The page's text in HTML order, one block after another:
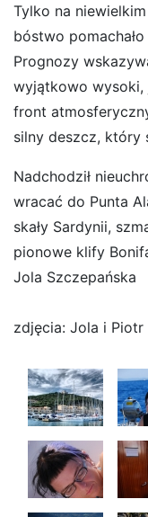
Tylko na
bóstwo
Prognozy
wyjątkowo wysoki,
front
silny deszcz, który
Nadchodził
wracać do Punta
skały Sardynii,
pionowe klify
Jola Szczepańska
zdjęcia: Jola i Piotr